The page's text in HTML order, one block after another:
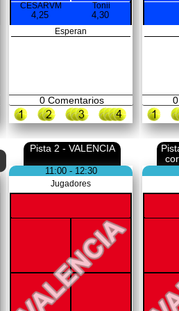
CESARVM
4,25
Tonii
4,30
Esperan
0Comentarios 0
Pista 2 - VALENCIA
11:00 - 12:30
Jugadores